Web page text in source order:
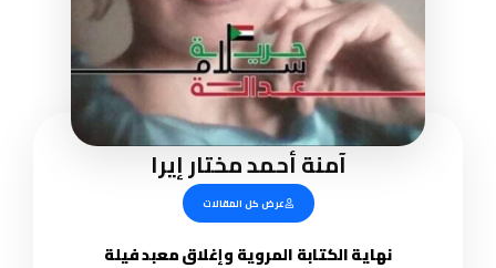
آمنة أحمد مختار إيرا
عرض كل المقالات
نهاية الكتابة المروية وإغلاق معبد فيلة